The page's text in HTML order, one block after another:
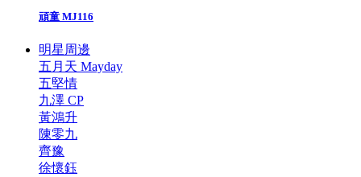
頑童 MJ116
明星周邊
五月天 Mayday
五堅情
九澤 CP
黃鴻升
陳零九
齊豫
徐懷鈺